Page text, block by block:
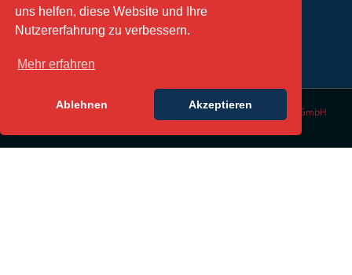
uns helfen, diese Website und Ihre
Nutzererfahrung zu verbessern.
Mehr erfahren
Ablehnen Akzeptieren
© Copyright 2016 | All Rights Reserved | Design byDesignLabs GmbH